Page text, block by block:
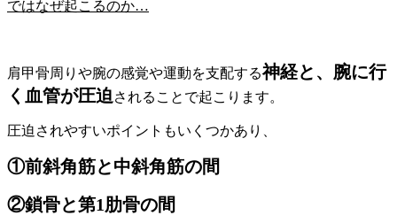
ではなぜ起こるのか…
肩甲骨周りや腕の感覚や運動を支配する神経と、腕に行
く血管が圧迫 されることで起こります。
圧迫されやすいポイントもいくつかあり、
①前斜角筋と中斜角筋の間
②鎖骨と第1 肋骨の間